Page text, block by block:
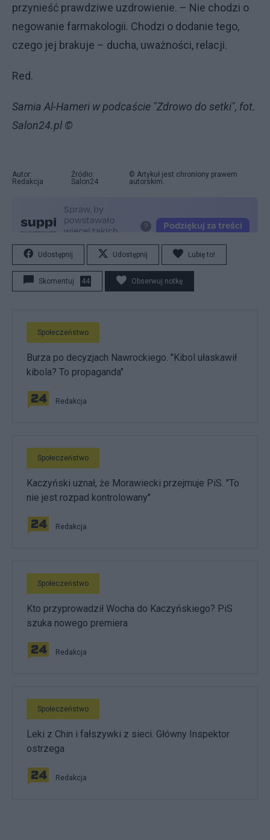
przynieść prawdziwe uzdrowienie. – Nie chodzi o
negowanie farmakologii. Chodzi o dodanie tego,
czego jej brakuje – ducha, uważności, relacji.
Red.
Samia Al-Hameri w podcaście "Zdrowo do setki", fot.
Salon24.pl ©
Autor:
Redakcja
Źródło:
Salon24
© Artykuł jest chroniony prawem
autorskim.
Udostępnij Udostępnij Lubię to!
Skomentuj 44 Obserwuj notkę
Społeczeństwo
Burza po decyzjach Nawrockiego. "Kibol ułaskawił
kibola? To propaganda"
Redakcja
Społeczeństwo
Kaczyński uznał, że Morawiecki przejmuje PiS. "To
nie jest rozpad kontrolowany"
Redakcja
Społeczeństwo
Kto przyprowadził Wocha do Kaczyńskiego? PiS
szuka nowego premiera
Redakcja
Społeczeństwo
Leki z Chin i fałszywki z sieci. Główny Inspektor
ostrzega
Redakcja